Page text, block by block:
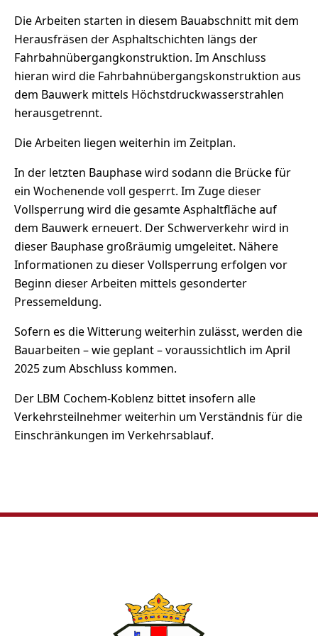
Die Arbeiten starten in diesem Bauabschnitt mit dem
Herausfräsen der Asphaltschichten längs der
Fahrbahnübergangkonstruktion. Im Anschluss
hieran wird die Fahrbahnübergangskonstruktion aus
dem Bauwerk mittels Höchstdruckwasserstrahlen
herausgetrennt.
Die Arbeiten liegen weiterhin im Zeitplan.
In der letzten Bauphase wird sodann die Brücke für
ein Wochenende voll gesperrt. Im Zuge dieser
Vollsperrung wird die gesamte Asphaltfläche auf
dem Bauwerk erneuert. Der Schwerverkehr wird in
dieser Bauphase großräumig umgeleitet. Nähere
Informationen zu dieser Vollsperrung erfolgen vor
Beginn dieser Arbeiten mittels gesonderter
Pressemeldung.
Sofern es die Witterung weiterhin zulässt, werden die
Bauarbeiten – wie geplant – voraussichtlich im April
2025 zum Abschluss kommen.
Der LBM Cochem-Koblenz bittet insofern alle
Verkehrsteilnehmer weiterhin um Verständnis für die
Einschränkungen im Verkehrsablauf.